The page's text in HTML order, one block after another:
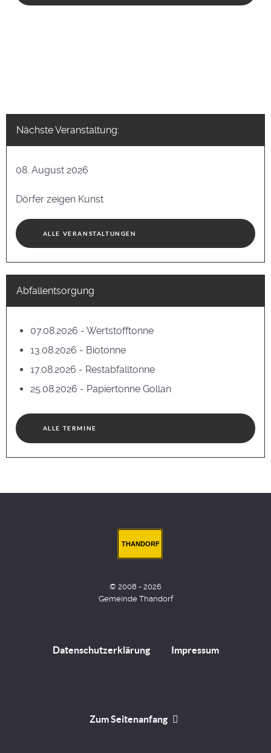
Nächste Veranstaltung:
08. August 2026
Dörfer zeigen Kunst
ALLE VERANSTALTUNGEN
Abfallentsorgung
07.08.2026 - Wertstofftonne
13.08.2026 - Biotonne
17.08.2026 - Restabfalltonne
25.08.2026 - Papiertonne Gollan
ALLE TERMINE
THANDORF
© 2008 - 2026
Gemeinde Thandorf
Datenschutzerklärung Impressum
Zum Seitenanfang